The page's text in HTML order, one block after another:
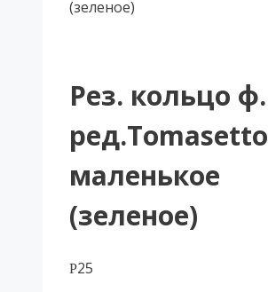
(зеленое)
Рез. кольцо ф.
ред.Tomasetto
маленькое
(зеленое)
Р25